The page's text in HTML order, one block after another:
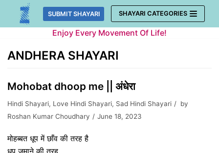
Skip
SUBMIT SHAYARI SHAYARI CATEGORIES
Enjoy Every Movement Of Life!
ANDHERA SHAYARI
Mohobat dhoop me || अंधेरा
Hindi Shayari, Love Hindi Shayari, Sad Hindi Shayari
by
Roshan Kumar Choudhary
June 18, 2023
मोहब्बत धूप में छाँव की तरह है
धूप जमाने की तरह